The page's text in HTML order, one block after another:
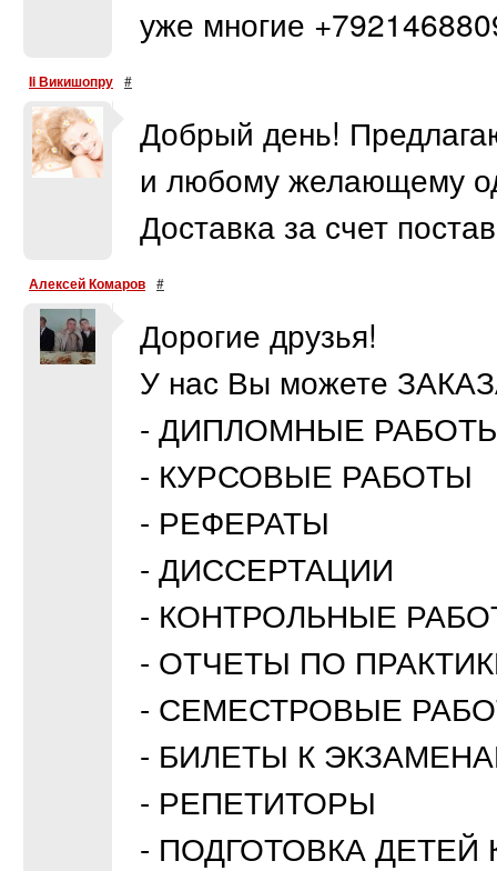
уже многие
Ii Викишопру #
Добрый день!
и любому желающему
Доставка за счет
Алексей Комаров #
Дорогие друзья!
У нас Вы можете
- ДИПЛОМНЫЕ
- КУРСОВЫЕ РАБОТЫ
- РЕФЕРАТЫ
- ДИССЕРТАЦИИ
- КОНТРОЛЬНЫЕ
- ОТЧЕТЫ ПО
- СЕМЕСТРОВЫЕ
- БИЛЕТЫ К
- РЕПЕТИТОРЫ
- ПОДГОТОВКА ДЕТЕЙ